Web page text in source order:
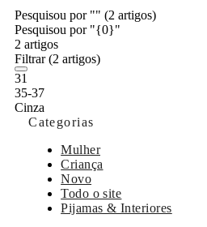
Pesquisou por "" (2 artigos)
Pesquisou por "{0}"
2 artigos
Filtrar(2 artigos)
31
35-37
Cinza
Categorias
Mulher
Criança
Novo
Todo o site
Pijamas & Interiores